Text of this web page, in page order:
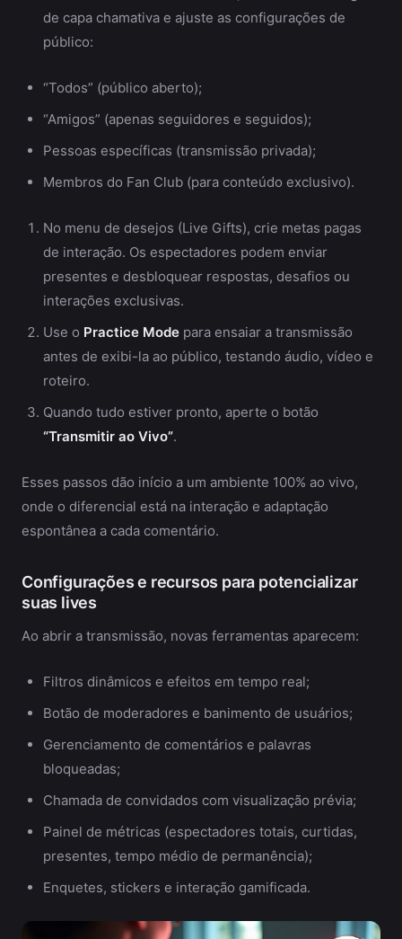
de capa chamativa e ajuste as configurações de
público:
“Todos” (público aberto);
“Amigos” (apenas seguidores e seguidos);
Pessoas específicas (transmissão privada);
Membros do Fan Club (para conteúdo exclusivo).
No menu de desejos (Live Gifts), crie metas pagas
de interação. Os espectadores podem enviar
presentes e desbloquear respostas, desafios ou
interações exclusivas.
Use o Practice Mode para ensaiar a transmissão
antes de exibi-la ao público, testando áudio, vídeo e
roteiro.
Quando tudo estiver pronto, aperte o botão
“Transmitir ao Vivo”.
Esses passos dão início a um ambiente 100% ao vivo,
onde o diferencial está na interação e adaptação
espontânea a cada comentário.
Configurações e recursos para potencializar
suas lives
Ao abrir a transmissão, novas ferramentas aparecem:
Filtros dinâmicos e efeitos em tempo real;
Botão de moderadores e banimento de usuários;
Gerenciamento de comentários e palavras
bloqueadas;
Chamada de convidados com visualização prévia;
Painel de métricas (espectadores totais, curtidas,
presentes, tempo médio de permanência);
Enquetes, stickers e interação gamificada.